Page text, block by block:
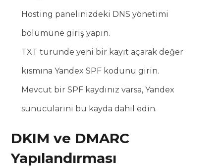
Hosting panelinizdeki DNS yönetimi
bölümüne giriş yapın.
TXT türünde yeni bir kayıt açarak değer
kısmına Yandex SPF kodunu girin.
Mevcut bir SPF kaydınız varsa, Yandex
sunucularını bu kayda dahil edin.
DKIM ve DMARC
Yapılandırması